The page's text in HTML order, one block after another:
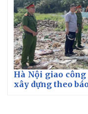
Hà Nội giao
xây dựng theo